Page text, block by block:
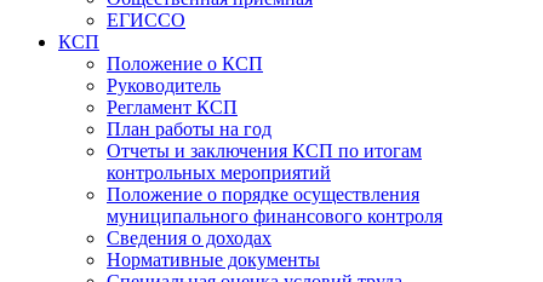
ЕГИССО
КСП
Положение о КСП
Руководитель
Регламент КСП
План работы на год
Отчеты и заключения КСП по итогам
контрольных мероприятий
Положение о порядке осуществления
муниципального финансового контроля
Сведения о доходах
Нормативные документы